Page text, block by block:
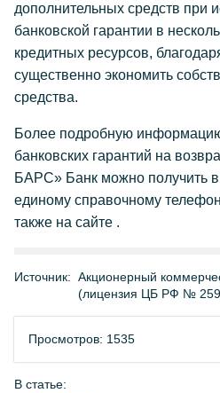
дополнительных средств при
банковской гарантии в
кредитных ресурсов,
существенно экономить
средства.
Более подробную
банковских гарантий на
БАРС» Банк можно получить
единому справочному
также на сайте .
Источник: Акционерный
(лицензия ЦБ РФ №
Просмотров: 1535
В статье: